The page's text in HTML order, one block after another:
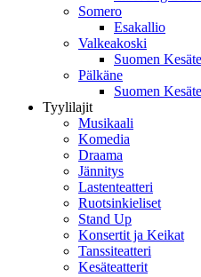
Somero
Esakallio
Valkeakoski
Suomen
Pälkäne
Suomen
Tyylilajit
Musikaali
Komedia
Draama
Jännitys
Lastenteatteri
Ruotsinkieliset
Stand Up
Konsertit ja Keikat
Tanssiteatteri
Kesäteatterit